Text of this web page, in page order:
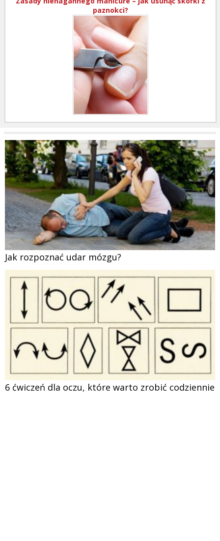
paznokci?
Jak rozpoznać udar mózgu?
6 ćwiczeń dla oczu, które warto zrobić codziennie